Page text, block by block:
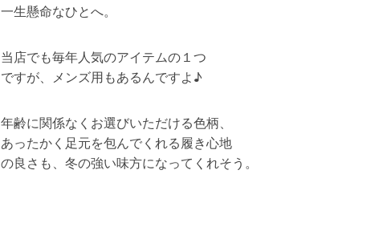
一生懸命なひとへ。
当店でも毎年人気のアイテムの１つ
ですが、メンズ用もあるんですよ♪
年齢に関係なくお選びいただける色柄、
あったかく足元を包んでくれる履き心地
の良さも、冬の強い味方になってくれそう。